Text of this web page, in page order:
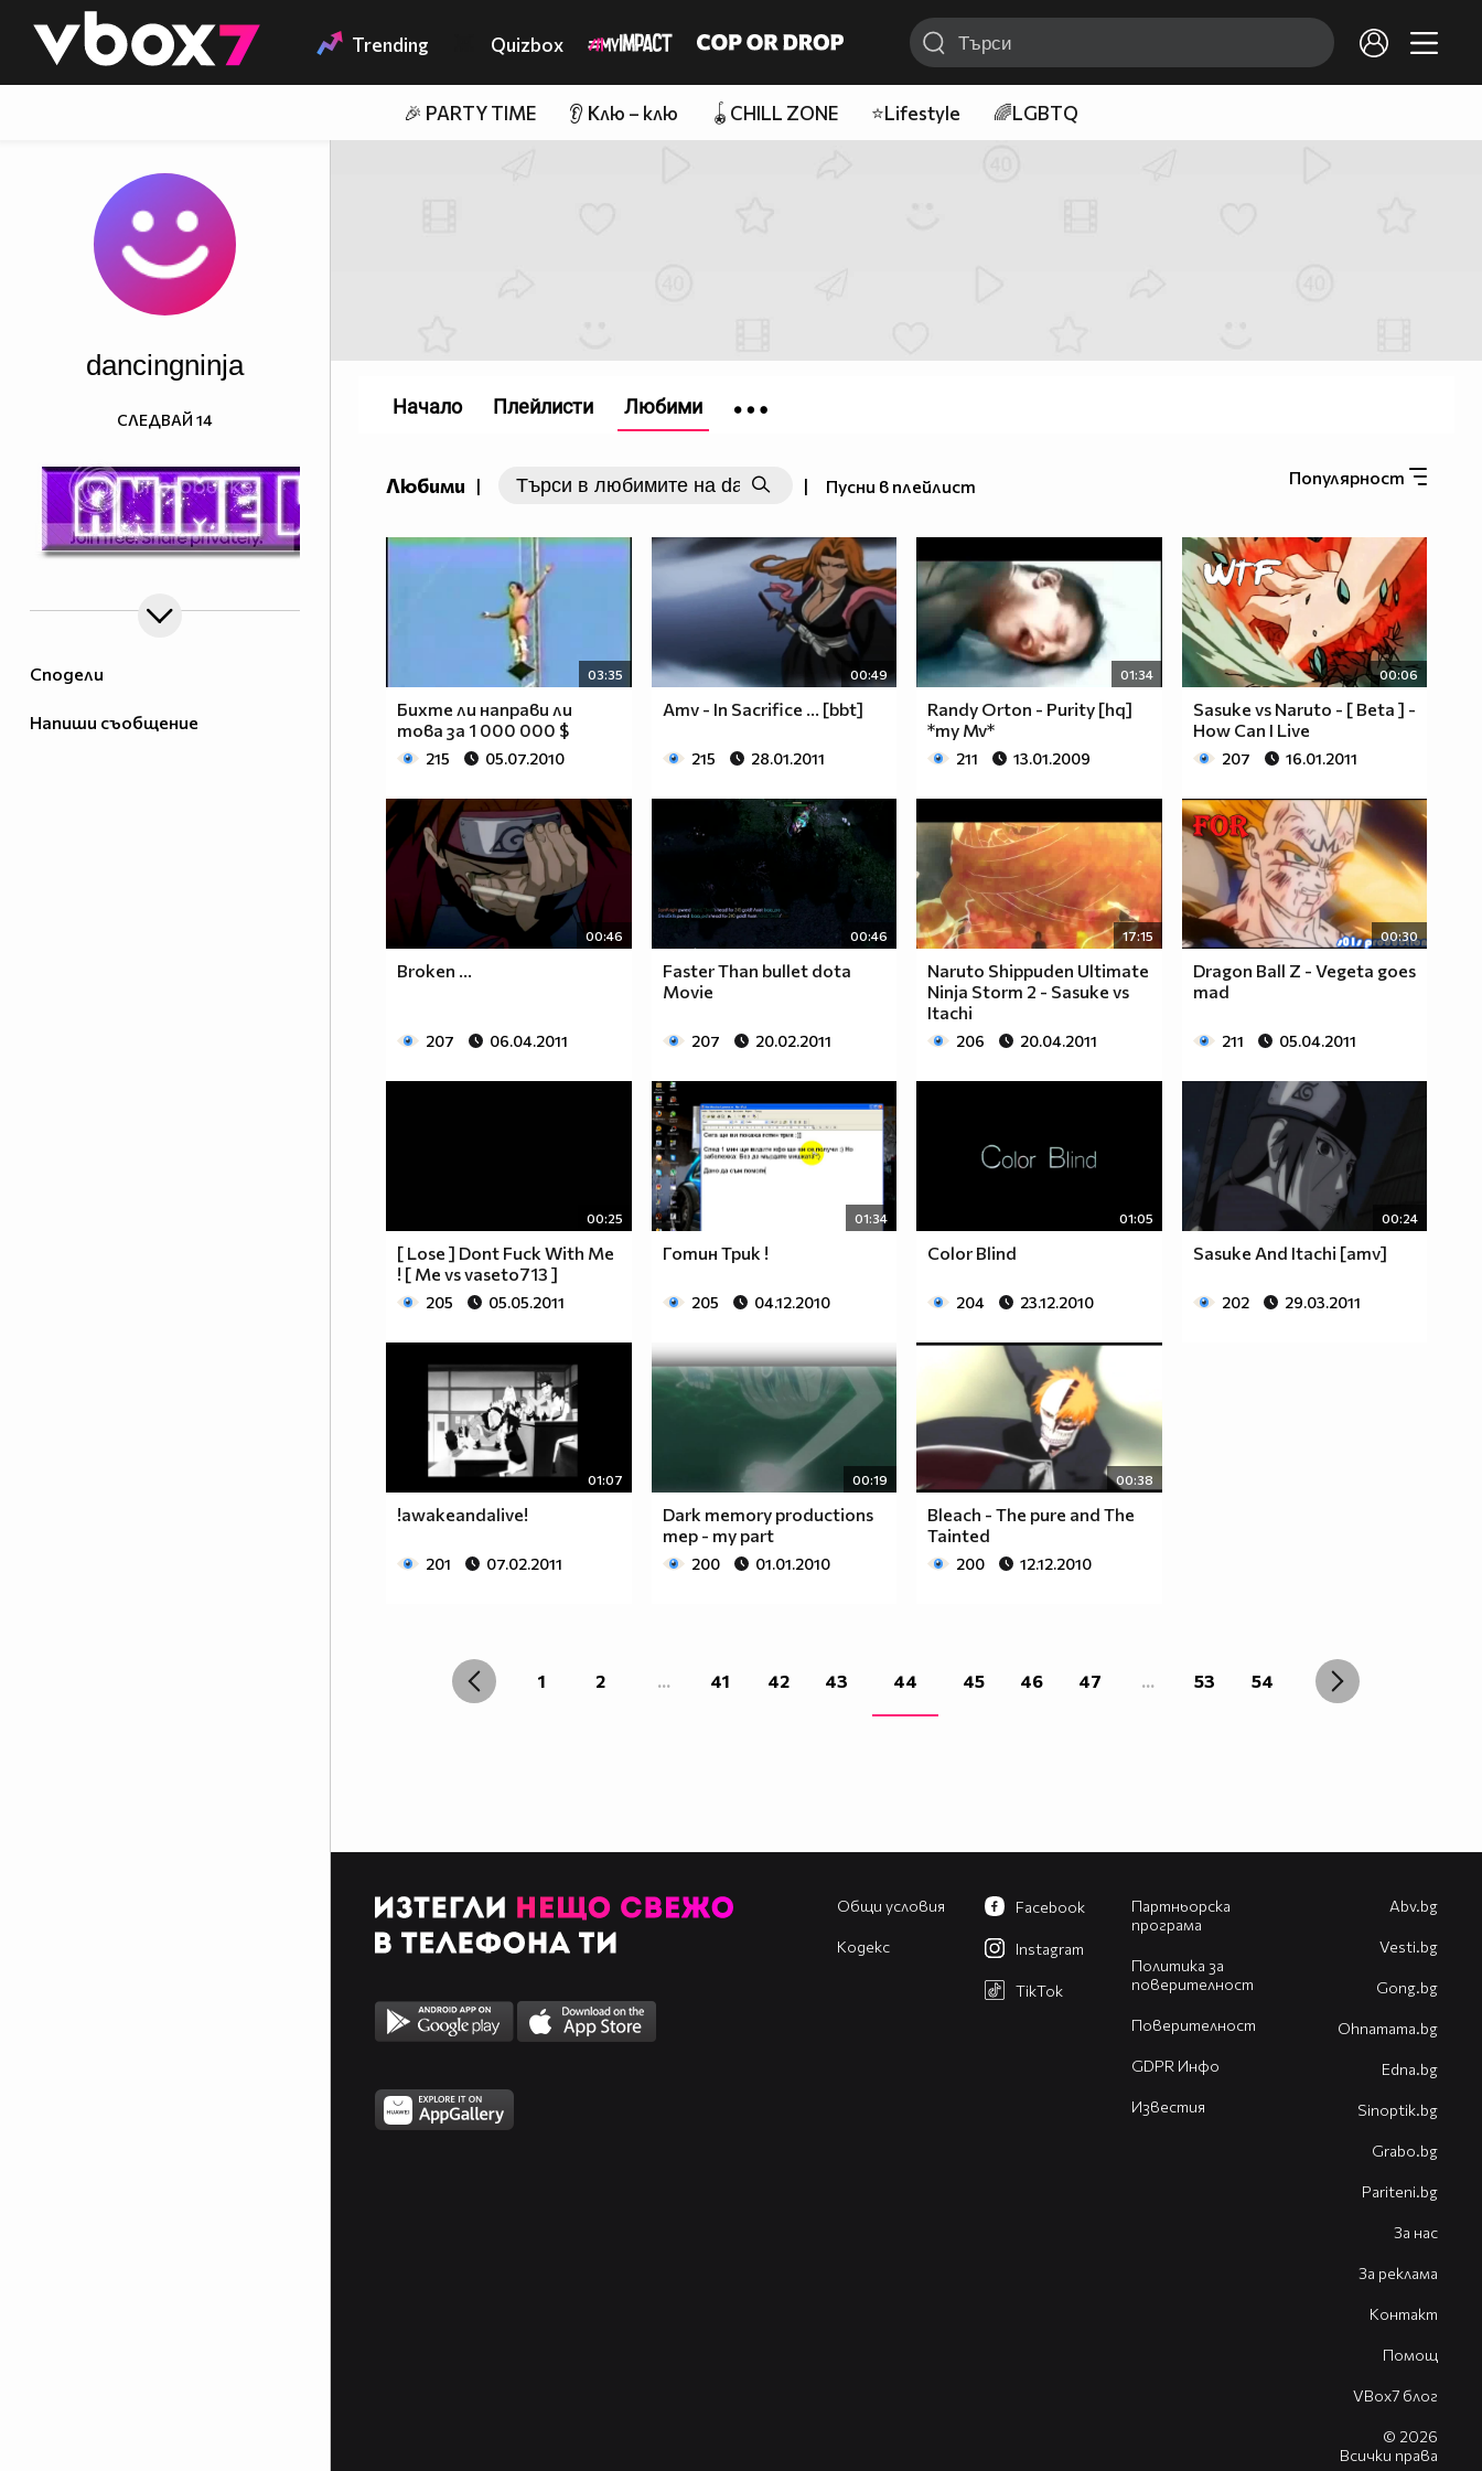
👾 Trending Quizbox
🎉 PARTY TIME 👂 Клю – клю 🪀CHILL ZONE ⭐Lifestyle 🌈LGBTQ
Сподели
Напиши съобщение
dancingninja
СЛЕДВАЙ 14
Любими | | Пусни в плейлист Популярност
03:35
Бихте ли направи ли
това за 1 000 000 $
215 05.07.2010
00:49
Amv - In Sacrifice ... [bbt]
215 28.01.2011
01:34
Randy Orton - Purity [hq]
*my Mv*
211 13.01.2009
00:06
Sasuke vs Naruto - [ Beta ] -
How Can I Live
207 16.01.2011
00:46
Broken ...
207 06.04.2011
00:46
Faster Than bullet dota
Movie
207 20.02.2011
17:15
Naruto Shippuden Ultimate
Ninja Storm 2 - Sasuke vs
Itachi
206 20.04.2011
00:30
Dragon Ball Z - Vegeta goes
mad
211 05.04.2011
00:25
[ Lose ] Dont Fuck With Me
! [ Me vs vaseto713 ]
205 05.05.2011
01:34
Готин Трик !
205 04.12.2010
01:05
Color Blind
204 23.12.2010
00:24
Sasuke And Itachi [amv]
202 29.03.2011
01:07
!awakeandalive!
201 07.02.2011
00:19
Dark memory productions
mep - my part
200 01.01.2010
00:38
Bleach - The pure and The
Tainted
200 12.12.2010
1 2 ... 41 42 43 44 45 46 47 ... 53 54
Начало Плейлисти Любими
Общи условия
Кодекс
Партньорска
програма
Политика за
поверителност
Поверителност
GDPR Инфо
Известия
Facebook
Instagram
TikTok
Abv.bg
Vesti.bg
Gong.bg
Оhnamama.bg
Edna.bg
Sinoptik.bg
Grabo.bg
Pariteni.bg
За нас
За реклама
Контакт
Помощ
VBox7 блог
© 2026
Всички права